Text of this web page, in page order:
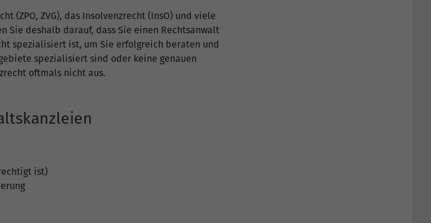
(ZPO, ZVG), das Insolvenzrecht (InsO) und viele
Sie deshalb darauf, dass Sie einen Rechtsanwalt
spezialisiert ist, um Sie erfolgreich beraten und
spezialisiert sind oder keine genauen
oftmals nicht aus.
ist)